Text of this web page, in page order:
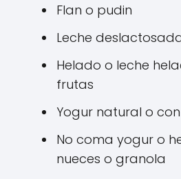
Flan o pudin
Leche
Helado o leche
frutas
Yogur natural o
No coma yogur o
nueces o granola